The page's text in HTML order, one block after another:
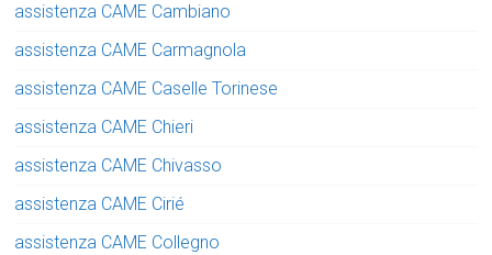
assistenza CAME Cambiano
assistenza CAME Carmagnola
assistenza CAME Caselle Torinese
assistenza CAME Chieri
assistenza CAME Chivasso
assistenza CAME Cirié
assistenza CAME Collegno